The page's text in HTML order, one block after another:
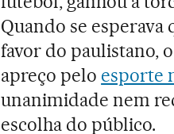
Quando se
favor do paulistano,
apreço pelo esporte
unanimidade nem
escolha do público.